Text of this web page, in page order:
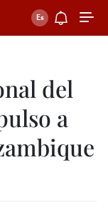
del
a